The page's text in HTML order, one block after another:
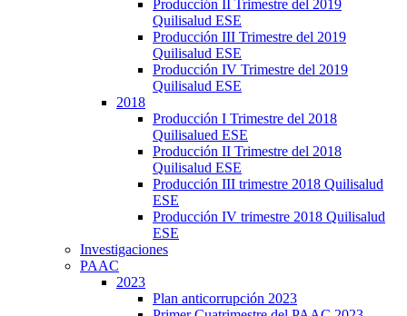
Producción II Trimestre del 2019
Quilisalud ESE
Producción III Trimestre del 2019
Quilisalud ESE
Producción IV Trimestre del 2019
Quilisalud ESE
2018
Producción I Trimestre del 2018
Quilisalued ESE
Producción II Trimestre del 2018
Quilisalud ESE
Producción III trimestre 2018 Quilisalud
ESE
Producción IV trimestre 2018 Quilisalud
ESE
Investigaciones
PAAC
2023
Plan anticorrupción 2023